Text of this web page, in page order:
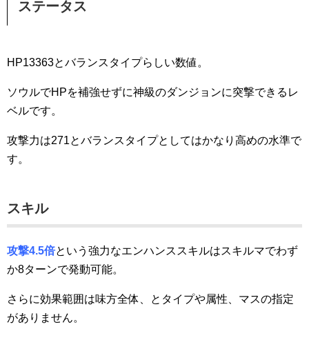
ステータス
HP13363とバランスタイプらしい数値。
ソウルでHPを補強せずに神級のダンジョンに突撃できるレ
ベルです。
攻撃力は271とバランスタイプとしてはかなり高めの水準で
す。
スキル
攻撃4.5倍という強力なエンハンススキルはスキルマでわず
か8ターンで発動可能。
さらに効果範囲は味方全体、とタイプや属性、マスの指定
がありません。